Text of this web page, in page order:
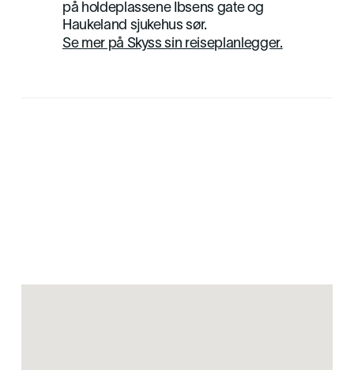
på holdeplassene Ibsens gate og
Haukeland sjukehus sør.
Se mer på Skyss sin reiseplanlegger.